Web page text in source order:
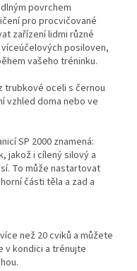
povrchem
pro procvičované
zařízení lidmi různé
posiloven,
vašeho tréninku.
trubkové oceli s černou
vzhled doma nebo ve
SP 2000 znamená:
jakož i cílený silový a
To může nastartovat
části těla a zad a
než 20 cviků a můžete
v kondici a trénujte